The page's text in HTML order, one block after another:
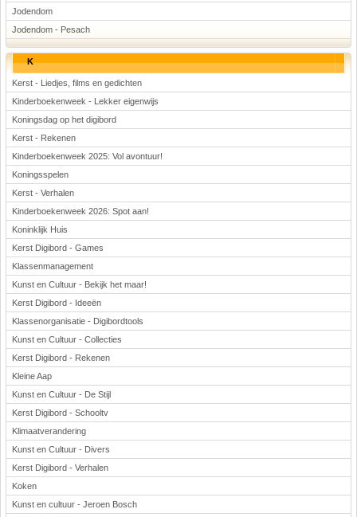
Jodendom
Jodendom - Pesach
K
Kerst - Liedjes, films en gedichten
Kinderboekenweek - Lekker eigenwijs
Koningsdag op het digibord
Kerst - Rekenen
Kinderboekenweek 2025: Vol avontuur!
Koningsspelen
Kerst - Verhalen
Kinderboekenweek 2026: Spot aan!
Koninklijk Huis
Kerst Digibord - Games
Klassenmanagement
Kunst en Cultuur - Bekijk het maar!
Kerst Digibord - Ideeën
Klassenorganisatie - Digibordtools
Kunst en Cultuur - Collecties
Kerst Digibord - Rekenen
Kleine Aap
Kunst en Cultuur - De Stijl
Kerst Digibord - Schooltv
Klimaatverandering
Kunst en Cultuur - Divers
Kerst Digibord - Verhalen
Koken
Kunst en cultuur - Jeroen Bosch